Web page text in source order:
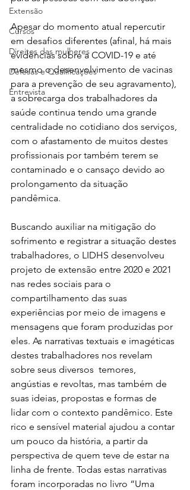
Extensão
Cursos
Direitos das mulheres
Defesas e Qualificações
Entrevista
Apesar do momento atual repercutir
em desafios diferentes (afinal, há mais
evidências sobre a COVID-19 e até
mesmo o desenvolvimento de vacinas
para a prevenção de seu agravamento),
a sobrecarga dos trabalhadores da
saúde continua tendo uma grande
centralidade no cotidiano dos serviços,
com o afastamento de muitos destes
profissionais por também terem se
contaminado e o cansaço devido ao
prolongamento da situação
pandêmica.
Buscando auxiliar na mitigação do
sofrimento e registrar a situação destes
trabalhadores, o LIDHS desenvolveu
projeto de extensão entre 2020 e 2021
nas redes sociais para o
compartilhamento das suas
experiências por meio de imagens e
mensagens que foram produzidas por
eles. As narrativas textuais e imagéticas
destes trabalhadores nos revelam
sobre seus diversos  temores,
angústias e revoltas, mas também de
suas ideias, propostas e formas de
lidar com o contexto pandêmico. Este
rico e sensível material ajudou a contar
um pouco da história, a partir da
perspectiva de quem teve de estar na
linha de frente. Todas estas narrativas
foram incorporadas no livro “Uma